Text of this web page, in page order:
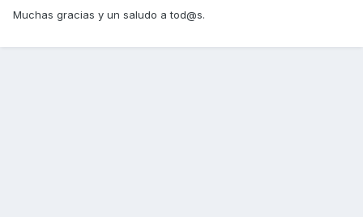
Muchas gracias y un saludo a tod@s.